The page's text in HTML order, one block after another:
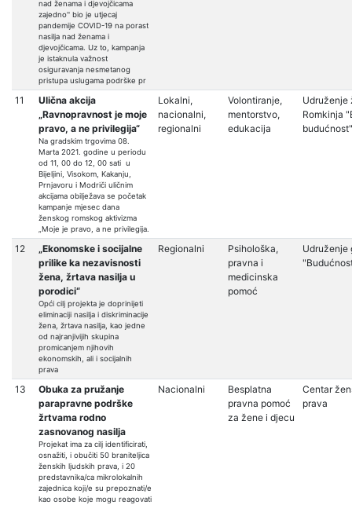
nad ženama i djevojčicama
zajedno'' bio je utjecaj
pandemije COVID-19 na porast
nasilja nad ženama i
djevojčicama. Uz to, kampanja
je istaknula važnost
osiguravanja nesmetanog
pristupa uslugama podrške pr
11
Ulična akcija
„Ravnopravnost je moje
pravo, a ne privilegija“
Na gradskim trgovima 08.
Marta 2021. godine u periodu
od 11, 00 do 12, 00 sati u
Bijeljini, Visokom, Kakanju,
Prnjavoru i Modriči uličnim
akcijama obilježava se početak
kampanje mjesec dana
ženskog romskog aktivizma
„Moje je pravo, a ne privilegija.
Lokalni,
nacionalni,
regionalni
Volontiranje,
mentorstvo,
edukacija
Udruženje
Romkinja
budućnost"
12
„Ekonomske i socijalne
prilike ka nezavisnosti
žena, žrtava nasilja u
porodici“
Opći cilj projekta je doprinijeti
eliminaciji nasilja i diskriminacije
žena, žrtava nasilja, kao jedne
od najranjivijih skupina
promicanjem njihovih
ekonomskih, ali i socijalnih
prava
Regionalni
Psihološka,
pravna i
medicinska
pomoć
Udruženje
13
Obuka za pružanje
parapravne podrške
žrtvama rodno
zasnovanog nasilja
Projekat ima za cilj identificirati,
osnažiti, i obučiti 50 braniteljica
ženskih ljudskih prava, i 20
predstavnika/ca mikrolokalnih
zajednica koji/e su prepoznati/e
kao osobe koje mogu reagovati
Nacionalni
Besplatna
pravna pomoć
za žene i djecu
Centar
prava